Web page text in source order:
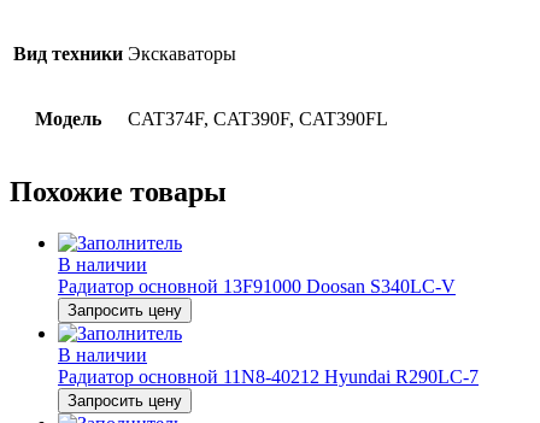
Вид техники Экскаваторы
Модель CAT374F, CAT390F, CAT390FL
Похожие товары
В наличии
Радиатор основной 13F91000 Doosan S340LC-V
Запросить цену
В наличии
Радиатор основной 11N8-40212 Hyundai R290LC-7
Запросить цену